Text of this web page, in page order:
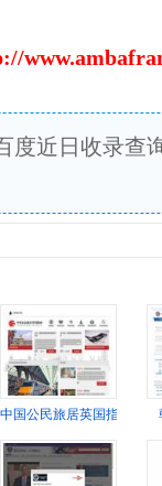
度近日收录查
中国公民旅居英国指南